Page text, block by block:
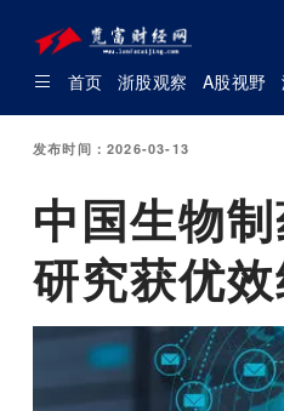
首页 浙股观察 A股视野
发布时间：2026-03-13
中国生物
研究获优